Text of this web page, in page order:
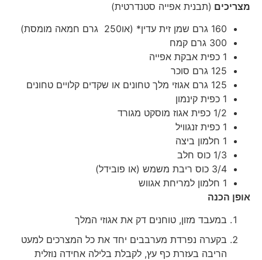
מצריכים(תבנית אפייה סטנדרטית)
160 גרם שמן זית עדין* (או250 גרם חמאה מומסת)
300 גרם קמח
1 כפית אבקת אפייה
125 גרם סוכר
125 גרם אגוזי מלך טחונים או שקדים קלויים טחונים
1 כפית קינמון
1/2 כפית אגוז מוסקט מגורד
1 כפית זנגוויל
1 חלמון ביצה
1/3 כוס חלב
3/4 כוס ריבת משמש (או פובידל)
1 חלמון למריחת אגווש
אופן הכנה
במעבד מזון, טוחנים דק את אגוזי המלך
בקערה נפרדת מערבבים יחד את כל המצרכים למעט
הריבה בעזרת כף עץ, לקבלת בלילה אחידה נוזלית